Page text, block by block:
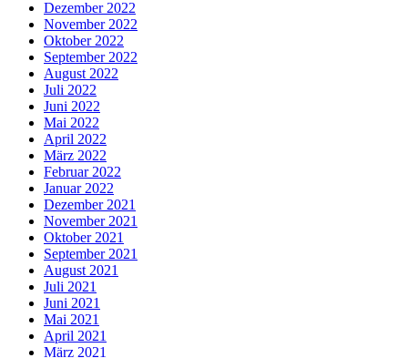
Dezember 2022
November 2022
Oktober 2022
September 2022
August 2022
Juli 2022
Juni 2022
Mai 2022
April 2022
März 2022
Februar 2022
Januar 2022
Dezember 2021
November 2021
Oktober 2021
September 2021
August 2021
Juli 2021
Juni 2021
Mai 2021
April 2021
März 2021